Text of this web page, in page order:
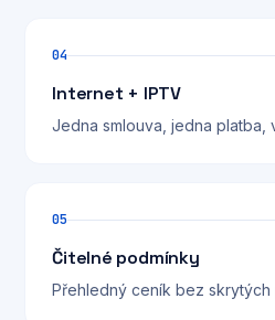
04
Internet + IPTV
Jedna smlouva, jedna platba,
05
Čitelné podmínky
Přehledný ceník bez skrytých